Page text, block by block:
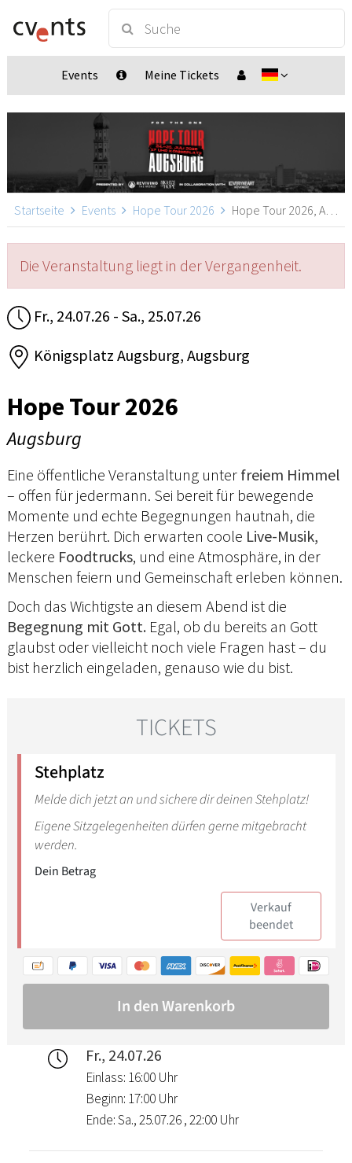
Events Meine Tickets
Startseite Events Hope Tour 2026 Hope Tour 2026, Augsburg
Die Veranstaltung liegt in der Vergangenheit.
Fr., 24.07.26 - Sa., 25.07.26
Königsplatz Augsburg, Augsburg
Hope Tour 2026
Augsburg
Eine öffentliche Veranstaltung unter freiem Himmel
– offen für jedermann. Sei bereit für bewegende
Momente und echte Begegnungen hautnah, die
Herzen berührt. Dich erwarten coole Live-Musik,
leckere Foodtrucks, und eine Atmosphäre, in der
Menschen feiern und Gemeinschaft erleben können.
Doch das Wichtigste an diesem Abend ist die
Begegnung mit Gott. Egal, ob du bereits an Gott
glaubst oder vielleicht noch viele Fragen hast – du
bist herzlich eingeladen, genauso wie du bist.
Fr., 24.07.26
Einlass: 16:00 Uhr
Beginn: 17:00 Uhr
Ende: Sa., 25.07.26 , 22:00 Uhr